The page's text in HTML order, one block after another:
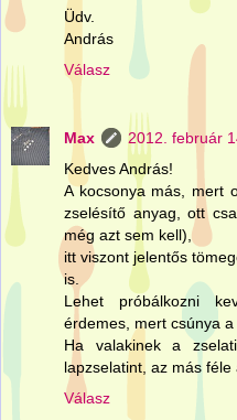
Üdv.
András
Válasz
Max
2012. február
Kedves András!
A kocsonya más, mert
zselésítő anyag, ott
még azt sem kell),
itt viszont jelentős
is.
Lehet próbálkozni
érdemes, mert csúnya
Ha valakinek a
lapzselatint, az más
Válasz